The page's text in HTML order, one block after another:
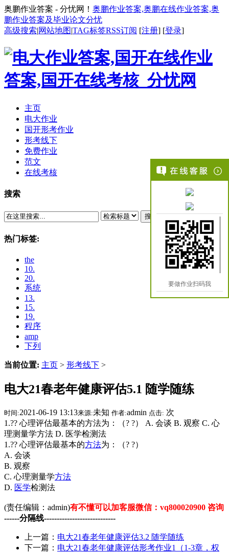
奥鹏作业答案 - 分忧网！ 奥鹏作业答案,奥鹏在线作业答案,奥
鹏作业答案及毕业论文分忧
高级搜索|网站地图|TAG标签RSS订阅 [注册] [登录]
主页
电大作业
国开形考作业
形考线下
免费作业
范文
在线考核
搜索
搜索
热门标签:
the
10.
20.
系统
13.
15.
19.
程序
amp
下列
当前位置: 主页 > 形考线下 >
电大21春老年健康评估5.1 随学随练
时间:2021-06-19 13:13来源:未知 作者:admin 点击: 次
1.?? 心理评估最基本的方法为：（? ?） A. 会谈 B. 观察 C. 心
理测量学方法 D. 医学检测法
1.?? 心理评估最基本的方法为：（? ?）
A. 会谈
B. 观察
C. 心理测量学方法
D. 医学检测法
(责任编辑：admin)有不懂可以加客服微信：vq800020900 咨询
------分隔线----------------------------
上一篇： 电大21春老年健康评估3.2 随学随练
下一篇： 电大21春老年健康评估形考作业1（1-3章，权
要做作业扫码我